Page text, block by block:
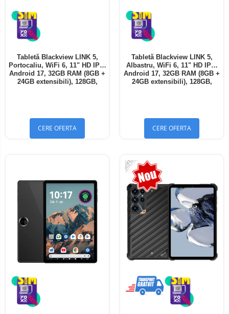
Tabletă Blackview LINK 5,
Portocaliu, WiFi 6, 11" HD IPS,
Android 17, 32GB RAM (8GB +
24GB extensibili), 128GB,
CERE OFERTA
Tabletă Blackview LINK 5,
Albastru, WiFi 6, 11" HD IPS,
Android 17, 32GB RAM (8GB +
24GB extensibili), 128GB,
CERE OFERTA
-24%